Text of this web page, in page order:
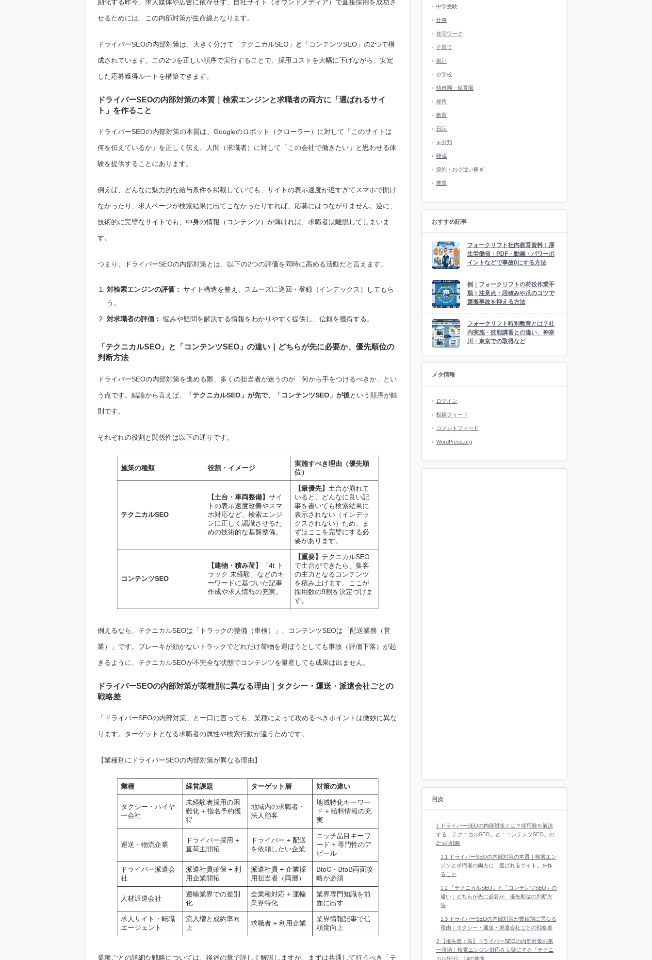
刻化する昨今、求人媒体や広告に依存せず、自社サイト（オウンドメディア）で直接採用を成功さ
せるためには、この内部対策が生命線となります。
ドライバーSEOの内部対策は、大きく分けて「テクニカルSEO」 と 「コンテンツSEO」の2つで構
成されています。この2つを正しい順序で実行することで、採用コストを大幅に下げながら、安定
した応募獲得ルートを構築できます。
ドライバーSEOの内部対策の本質｜検索エンジンと求職者の両方に「選ばれるサイ
ト」を作ること
ドライバーSEOの内部対策の本質は、Googleのロボット（クローラー）に対して「このサイトは
何を伝えているか」を正しく伝え、人間（求職者）に対して「この会社で働きたい」と思わせる体
験を提供することにあります。
例えば、どんなに魅力的な給与条件を掲載していても、サイトの表示速度が遅すぎてスマホで開け
なかったり、求人ページが検索結果に出てこなかったりすれば、応募にはつながりません。逆に、
技術的に完璧なサイトでも、中身の情報（コンテンツ）が薄ければ、求職者は離脱してしまいま
す。
つまり、ドライバーSEOの内部対策とは、以下の2つの評価を同時に高める活動だと言えます。
対検索エンジンの評価： サイト構造を整え、スムーズに巡回・登録（インデックス）してもら
う。
対求職者の評価： 悩みや疑問を解決する情報をわかりやすく提供し、信頼を獲得する。
「テクニカルSEO」と「コンテンツSEO」の違い｜どちらが先に必要か、優先順位の
判断方法
ドライバーSEOの内部対策を進める際、多くの担当者が迷うのが「何から手をつけるべきか」とい
う点です。結論から言えば、 「テクニカルSEO」が先で、「コンテンツSEO」が後という順序が鉄
則です。
それぞれの役割と関係性は以下の通りです。
施策の種類 役割・イメージ
実施すべき理由（優先順
位）
テクニカルSEO
【土台・車両整備】 サイ
トの表示速度改善やスマ
ホ対応など、検索エンジ
ンに正しく認識させるた
めの技術的な基盤整備。
【最優先】 土台が崩れて
いると、どんなに良い記
事を書いても検索結果に
表示されない（インデッ
クスされない）ため、ま
ずはここを完璧にする必
要があります。
コンテンツSEO
【建物・積み荷】
「4t ト
ラック 未経験」などのキ
ーワードに基づいた記事
作成や求人情報の充実。
【重要】 テクニカルSEO
で土台ができたら、集客
の主力となるコンテンツ
を積み上げます。ここが
採用数の9割を決定づけま
す。
例えるなら、テクニカルSEOは「トラックの整備（車検）」、コンテンツSEOは「配送業務（営
業）」です。ブレーキが効かないトラックでどれだけ荷物を運ぼうとしても事故（評価下落）が起
きるように、テクニカルSEOが不完全な状態でコンテンツを量産しても成果は出ません。
ドライバーSEOの内部対策が業種別に異なる理由｜タクシー・運送・派遣会社ごとの
戦略差
「ドライバーSEOの内部対策」と一口に言っても、業種によって攻めるべきポイントは微妙に異な
ります。ターゲットとなる求職者の属性や検索行動が違うためです。
【業種別にドライバーSEOの内部対策が異なる理由】
業種 経営課題 ターゲット層 対策の違い
タクシー・ハイヤ
ー会社
未経験者採用の困
難化 + 指名予約獲
得
地域内の求職者・
法人顧客
地域特化キーワー
ド + 給料情報の充
実
運送・物流企業
ドライバー採用 +
直荷主開拓
ドライバー + 配送
を依頼したい企業
ニッチ品目キーワ
ード + 専門性のア
ピール
ドライバー派遣会
社
派遣社員確保 + 利
用企業開拓
派遣社員 + 企業採
用担当者（両層）
BtoC・BtoB両面攻
略が必須
人材派遣会社
運輸業界での差別
化
全業種対応 + 運輸
業界特化
業界専門知識を前
面に出す
求人サイト・転職
エージェント
流入増と成約率向
上
求職者 + 利用企業
業界情報記事で信
頼度向上
業種ごとの詳細な戦略については、後述の章で詳しく解説しますが、まずは共通して行うべき「テ
中学受験
仕事
在宅ワーク
子育て
家計
小学校
幼稚園・保育園
採用
教育
日記
未分類
物流
節約・お小遣い稼ぎ
農業
おすすめ記事
フォークリフト社内教育資料！厚
生労働省・PDF・動画・パワーポ
イントなどで事故0にする方法
例｜フォークリフトの荷役作業手
順！注意点・段積みや爪のコツで
運搬事故を抑える方法
フォークリフト特別教育とは？社
内実施・技能講習との違い、神奈
川・東京での取得など
メタ情報
ログイン
投稿フィード
コメントフィード
WordPress.org
目次
1
ドライバーSEOの内部対策とは？採用難を解決
する「テクニカルSEO」と「コンテンツSEO」の
2つの戦略
1.1
ドライバーSEOの内部対策の本質｜検索エン
ジンと求職者の両方に「選ばれるサイト」を作
ること
1.2 「テクニカルSEO」と「コンテンツSEO」の
違い｜どちらが先に必要か、優先順位の判断方
法
1.3 ドライバーSEOの内部対策が業種別に異なる
理由｜タクシー・運送・派遣会社ごとの戦略差
2 【優先度：高】ドライバーSEOの内部対策の第
一段階｜検索エンジン対応を完璧にする「テクニ
カルSEO」14の施策